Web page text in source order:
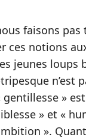
faisons
ces notions
jeunes loups
n’est
gentillesse »
» et «
».